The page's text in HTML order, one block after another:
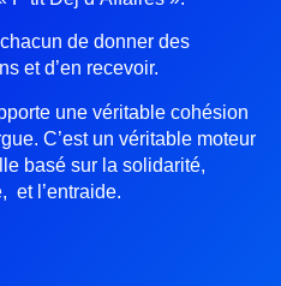
de donner des
et d’en recevoir.
une véritable cohésion
C’est un véritable moteur
basé sur la solidarité,
et l’entraide.